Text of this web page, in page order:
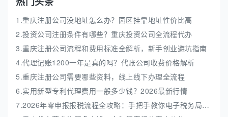
1.重庆注册公司没地址怎么办？园区挂靠地址性价比高
2.投资公司注册条件有哪些？重庆投资公司全流程代办
3.重庆注册公司流程和费用标准全解析，新手创业避坑指南
4.代理记账1200一年是真的吗？代账公司收费价格解析
5.重庆注册公司需要哪些资料，线上线下办理全流程
6.实用新型专利代理费用一般多少钱？2026最新行情
7.2026年零申报报税流程全攻略：手把手教你电子税务局实操